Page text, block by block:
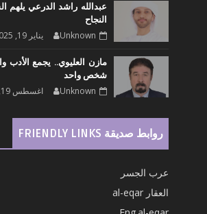
عبدالله راشد الدرعي يلهم
النجاح
Unknown يناير 19, 2025
مازن العليوي.. يجمع الأدب
شخص واحد
Unknown اغسطس 19, 2022
روابط صديقة FRIENDLY LINKS
عرب الجسر
العقار al-eqar